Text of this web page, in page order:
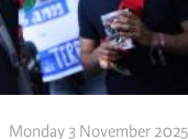
Monday 3 November 2025